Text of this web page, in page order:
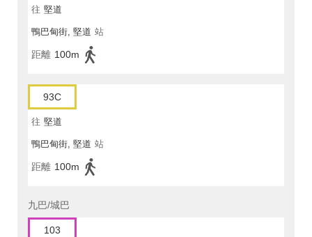
往 堅道
鴨巴甸街, 堅道 站
距離 100m
93C
往 堅道
鴨巴甸街, 堅道 站
距離 100m
九巴/城巴
103